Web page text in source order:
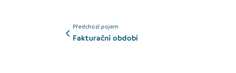
Předchozí pojem
Fakturační období